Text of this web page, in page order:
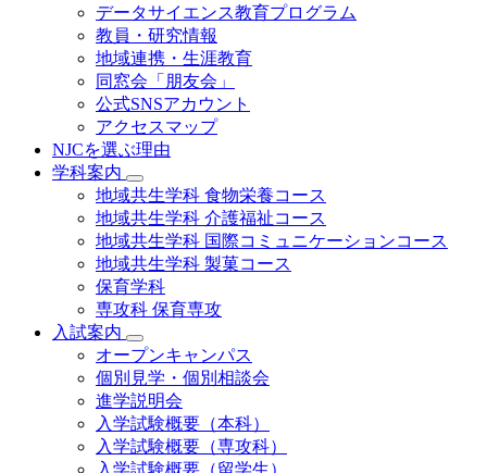
データサイエンス教育プログラム
教員・研究情報
地域連携・生涯教育
同窓会「朋友会」
公式SNSアカウント
アクセスマップ
NJCを選ぶ理由
学科案内
地域共⽣学科 ⾷物栄養コース
地域共生学科 介護福祉コース
地域共生学科 国際コミュニケーションコース
地域共⽣学科 製菓コース
保育学科
専攻科 保育専攻
入試案内
オープンキャンパス
個別⾒学・個別相談会
進学説明会
入学試験概要（本科）
入学試験概要（専攻科）
入学試験概要（留学生）